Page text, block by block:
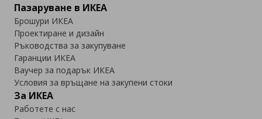
Пазаруване в ИКЕА
Брошури ИКЕА
Проектиране и дизайн
Ръководства за закупуване
Гаранции ИКЕА
Ваучер за подарък ИКЕА
Условия за връщане на закупени стоки
За ИКЕА
Работете с нас